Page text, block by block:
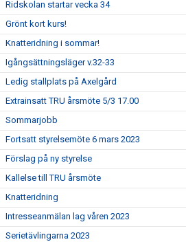
Ridskolan startar vecka 34
Grönt kort kurs!
Knatteridning i sommar!
Igångsättningsläger v.32-33
Ledig stallplats på Axelgård
Extrainsatt TRU årsmöte 5/3 17.00
Sommarjobb
Fortsatt styrelsemöte 6 mars 2023
Förslag på ny styrelse
Kallelse till TRU årsmöte
Knatteridning
Intresseanmälan lag våren 2023
Serietävlingarna 2023